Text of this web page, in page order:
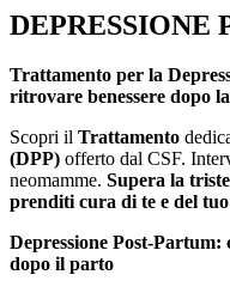
DEPRESSIONE
Trattamento per la
ritrovare benessere dopo
Scopri il Trattamento
(DPP) offerto dal CSF.
neomamme. Supera la
prenditi cura di te e del
Depressione Post-
dopo il parto